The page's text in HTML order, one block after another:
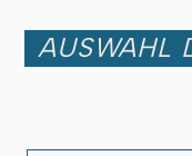
AUSWAHL